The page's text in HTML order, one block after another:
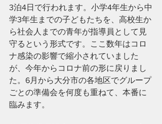
3泊4日で行われます。小学4年生から中
学3年生までの子どもたちを、高校生か
ら社会人までの青年が指導員として見
守るという形式です。ここ数年はコロ
ナ感染の影響で縮小されていました
が、今年からコロナ前の形に戻りまし
た。6月から大分市の各地区でグループ
ごとの準備会を何度も重ねて、本番に
臨みます。